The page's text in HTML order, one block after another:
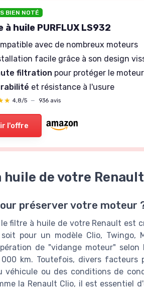
BIEN NOTÉ
à huile PURFLUX LS932
avec de nombreux moteurs
facile grâce à son design
filtration pour protéger le moteur
et résistance à l'usure
4,8/5 — 936 avis
l'offre
de votre
préserver votre moteur
filtre à huile de votre Renault est
pour un modèle Clio, Twingo,
de "vidange moteur" selon
km. Toutefois, divers facteurs
ou des conditions de
la Renault Clio, il est essentiel